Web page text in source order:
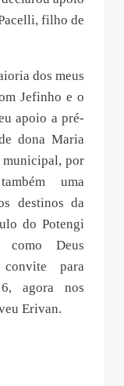
filho de
dos meus
Jefinho e o
apoio a pré-
dona Maria
por
uma
destinos da
do Potengi
Deus
para
agora nos
Erivan.